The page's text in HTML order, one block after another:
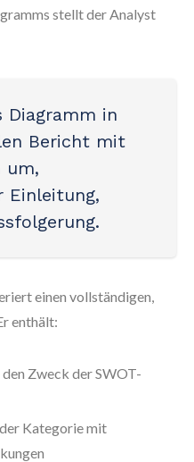
stellt der Analyst
Diagramm in
Bericht mit
um,
Einleitung,
einen vollständigen,
enthält:
Zweck der SWOT-
Kategorie mit